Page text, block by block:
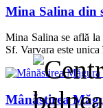
Mina Salina din
Mina Salina se află
Sf. Varvara este
Mânăstirea